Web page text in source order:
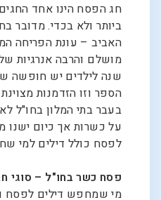
חג הפסח הינו אחד
ביותר ולא בכדי. מדובר
האביב – עונת הפריחה
מושלם והרבה אנרגיות
שנה לילדים יש חופשה
הספר וזו הזדמנות
בעבר בתי המלון בחו"ל
על כשרות אך כיום ישנו
לפסח כולל דילים למי
פסח כשר בחו"ל – סוגי
מי שמחפש דילים לפסח